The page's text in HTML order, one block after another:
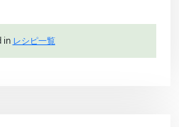
in レシピ一覧